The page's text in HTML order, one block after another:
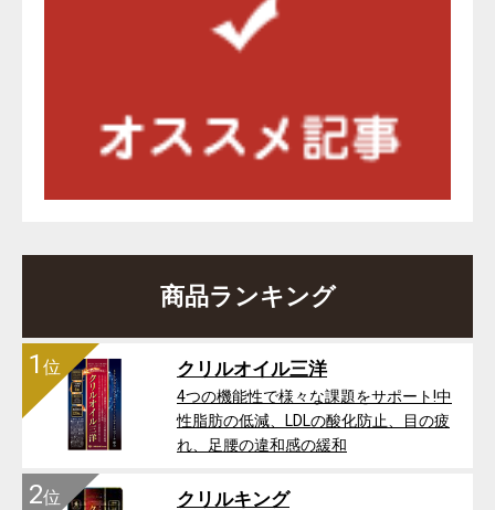
商品ランキング
1 位 クリルオイル三洋
4つの機能性で様々な課題をサポート!中
性脂肪の低減、LDLの酸化防止、目の疲
れ、足腰の違和感の緩和
2位 クリルキング